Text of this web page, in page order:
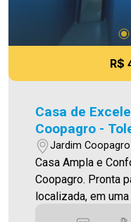
R$
Casa de
Coopagro -
Jardim
Casa Ampla e
Coopagro. Pronta para
localizada, em